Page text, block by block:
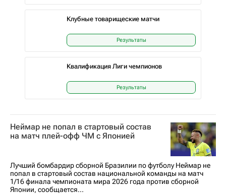
Клубные товарищеские матчи
Результаты
Квалификация Лиги чемпионов
Результаты
Неймар не попал в стартовый состав
на матч плей-офф ЧМ с Японией
Лучший бомбардир сборной Бразилии по футболу Неймар не
попал в стартовый состав национальной команды на матч
1/16 финала чемпионата мира 2026 года против сборной
Японии, сообщается...